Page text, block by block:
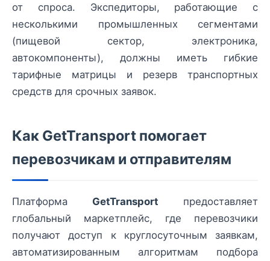
от спроса. Экспедиторы, работающие с
несколькими промышленных сегментами
(пищевой сектор, электроника,
автокомпоненты), должны иметь гибкие
тарифные матрицы и резерв транспортных
средств для срочных заявок.
Как GetTransport помогает
перевозчикам и отправителям
Платформа GetTransport предоставляет
глобальный маркетплейс, где перевозчики
получают доступ к круглосуточным заявкам,
автоматизированным алгоритмам подбора